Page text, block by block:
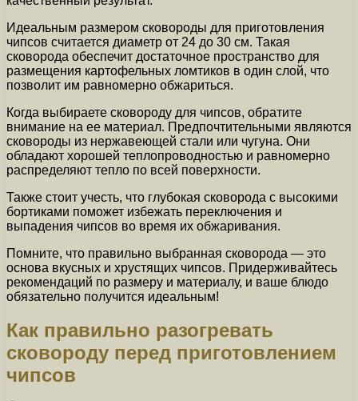
Идеальным размером сковороды для приготовления
чипсов считается диаметр от 24 до 30 см. Такая
сковорода обеспечит достаточное пространство для
размещения картофельных ломтиков в один слой, что
позволит им равномерно обжариться.
Когда выбираете сковороду для чипсов, обратите
внимание на ее материал. Предпочтительными являются
сковороды из нержавеющей стали или чугуна. Они
обладают хорошей теплопроводностью и равномерно
распределяют тепло по всей поверхности.
Также стоит учесть, что глубокая сковорода с высокими
бортиками поможет избежать переключения и
выпадения чипсов во время их обжаривания.
Помните, что правильно выбранная сковорода — это
основа вкусных и хрустящих чипсов. Придерживайтесь
рекомендаций по размеру и материалу, и ваше блюдо
обязательно получится идеальным!
Как правильно разогревать
сковороду перед приготовлением
чипсов